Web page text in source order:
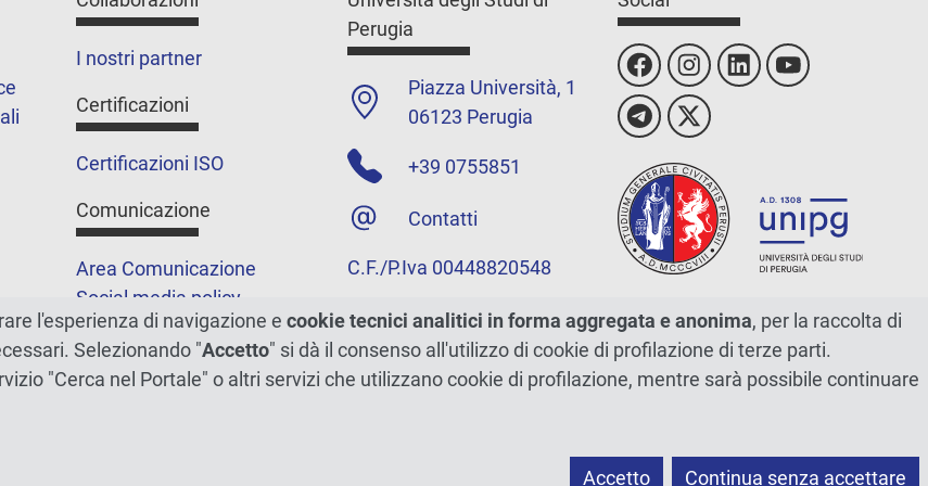
I nostri partner
Certificazioni
Certificazioni ISO
Comunicazione
Area Comunicazione
Social media policy
Podcast
Merchandising e shop
5xmille
Perugia
Piazza Università, 1
06123 Perugia
+39 0755851
Contatti
C.F./P.Iva 00448820548
l'esperienza di navigazione e cookie tecnici analitici in forma aggregata e anonima, per la raccolta di
Selezionando "Accetto" si dà il consenso all'utilizzo di cookie di profilazione di terze parti.
"Cerca nel Portale" o altri servizi che utilizzano cookie di profilazione, mentre sarà possibile continuare
Accetto
Continua senza accettare